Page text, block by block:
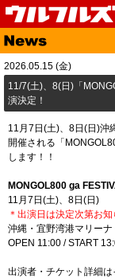
Top
Media
Profile
Fanclub
2026.05.15 (金)
11/7(土)、8(日)「​
演決定！
11月7日(土)、8日(日)沖
開催される「
します！！
MONGOL800 ga
11月7日(土)、8日(日)
＊出演日は決定次第お知
沖縄・宜野湾港マリー
OPEN 11:00 / START
出演者・チケット詳細は